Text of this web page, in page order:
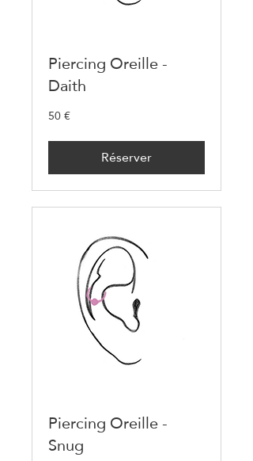
Piercing Oreille -
Daith
50
euros
50 €
Réserver
Piercing Oreille -
Snug